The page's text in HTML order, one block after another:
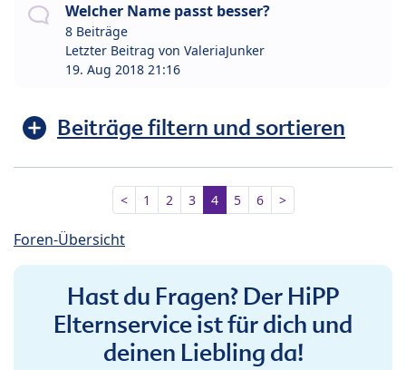
Welcher Name passt besser?
8 Beiträge
Letzter Beitrag von ValeriaJunker
19. Aug 2018 21:16
Beiträge filtern und sortieren
< 1 2 3 4 5 6 >
Foren-Übersicht
Hast du Fragen? Der HiPP
Elternservice ist für dich und
deinen Liebling da!